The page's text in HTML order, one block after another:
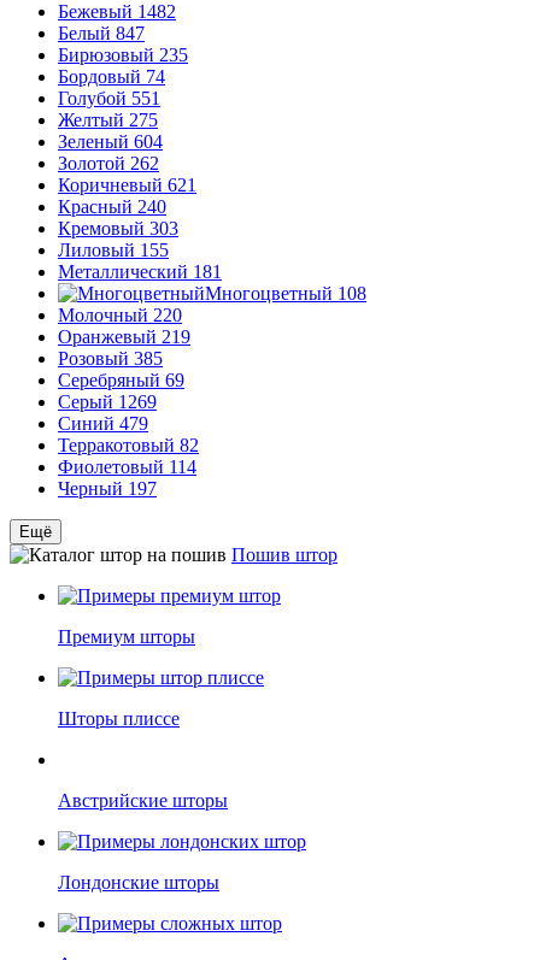
Бежевый 1482
Белый 847
Бирюзовый 235
Бордовый 74
Голубой 551
Желтый 275
Зеленый 604
Золотой 262
Коричневый 621
Красный 240
Кремовый 303
Лиловый 155
Металлический 181
Многоцветный 108
Молочный 220
Оранжевый 219
Розовый 385
Серебряный 69
Серый 1269
Синий 479
Терракотовый 82
Фиолетовый 114
Черный 197
Ещё
Пошив штор
Премиум шторы
Шторы плиссе
Австрийские шторы
Лондонские шторы